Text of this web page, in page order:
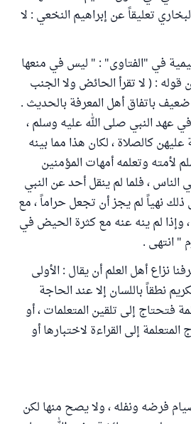
تعليقاً عن إبراهيم النخعي : لا
في "الفتاوى" : " ليس في منعها
قوله : ( لا تقرأ الحائض ولا الجنب
باتفاق أهل المعرفة بالحديث .
عهد النبي صلى الله عليه وسلم ،
كالصلاة ، لكان هذا مما بينه
لأمته وتعلمه أمهات المؤمنين
الناس ، فلما لم ينقل أحد عن النبي
نهياً لم يجز أن تجعل حراماً ، مع
، وإذا لم ينه عنه مع كثرة الحيض في
" انتهى .
نزاع أهل العلم أن يقال : الأولى
نطقاً باللسان إلا عند الحاجة
فتحتاج إلى تلقين المتعلمات ، أو
إلى القراءة لاختبارها أو
فرضه ونفله ، ولا يصح منها لكن